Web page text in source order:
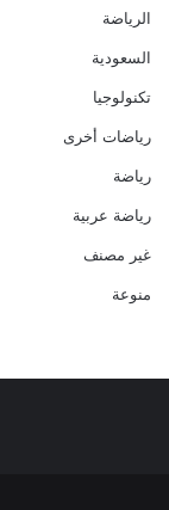
الرياضة
السعودية
تكنولوجيا
رياضات أخرى
رياضة
رياضة عربية
غير مصنف
منوعة